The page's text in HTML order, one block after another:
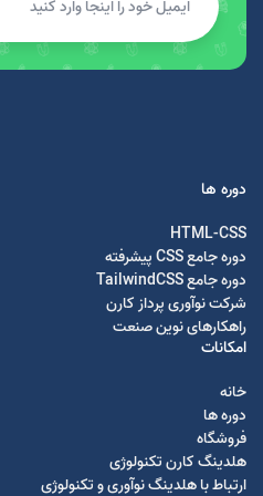
دوره ها
HTML-CSS
دوره جامع CSS پیشرفته
دوره جامع TailwindCSS
شرکت نوآوری پرداز کارن
راهکارهای نوین صنعت
امکانات
خانه
دوره ها
فروشگاه
هلدینگ کارن تکنولوژی
ارتباط با هلدینگ نوآوری و تکنولوژی